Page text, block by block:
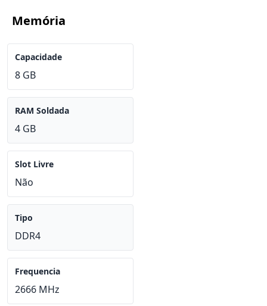
Memória
Capacidade
8 GB
RAM Soldada
4 GB
Slot Livre
Não
Tipo
DDR4
Frequencia
2666 MHz